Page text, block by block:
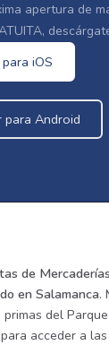
apertura de
iOS
para Android
de
en Salamanca.
del
acceder a